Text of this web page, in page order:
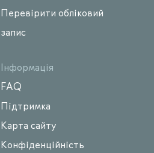
Перевірити обліковий
запис
Інформація
FAQ
Підтримка
Карта сайту
Конфіденційність